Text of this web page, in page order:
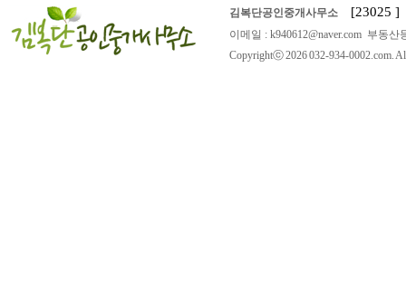
김복단공인중개사무소 [23025 ]
이메일 : k940612@naver.com 부동
Copyrightⓒ 2026 032-934-0002.com.